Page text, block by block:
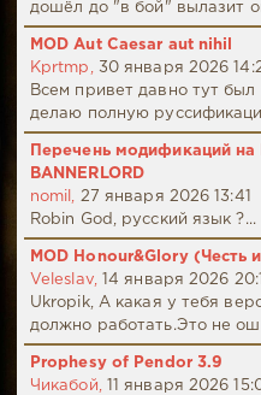
дошёл до "в бой" вылазит
MOD Aut Caesar aut nihil
Kprtmp, 30 января 2026
Всем привет давно тут
делаю полную
Перечень модификаций на
BANNERLORD
nomil, 27 января 2026 13:41
Robin God, русский язык ?...
MOD Honour&Glory (Честь
Veleslav,
14 января 2026
Ukropik, А какая у тебя
должно работать.Это не
Prophesy of Pendor 3.9
Чикабой,
11 января 2026